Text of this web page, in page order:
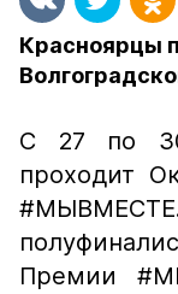
Красноярцы
С 27 по 30
проходит
Премии